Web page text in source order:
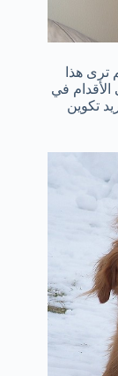
ترى هذا
في
تكوين